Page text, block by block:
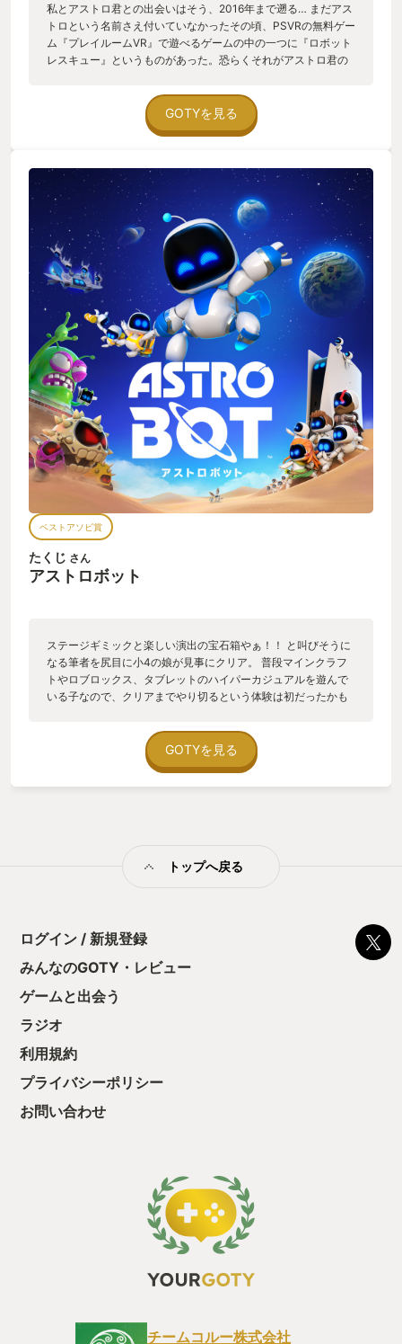
私とアストロ君との出会いはそう、2016年まで遡る… まだアス
トロという名前さえ付いていなかったその頃、PSVRの無料ゲー
ム『プレイルームVR』で遊べるゲームの中の一つに『ロボット
レスキュー』というものがあった。恐らくそれがアストロ君の
心を完全に撃ち抜いたのは2018年にPSVR専用で発売された
『アストロボット：レスキューミッション』だった。 生まれて
初めてゲームを遊んだ時や、マリオ64を初めて触った時のあの
なってしまった。 アストロ君との再会は2020年、PS5を発売日
に入手したその時だった。 そう、これまた無料のプリインスト
ールゲーム『アストロズプレイルーム』だ。 「VR空間ではない
けどまさかまた会えるなんて」と、思わず泣きそうになった。
これも無料のゲームとは思えないほどのクオリティで、もちろ
んトロコンするまで遊んだ。 しまった。まだ前置きだった。 今
作は、アストロシリーズとして1作目ではないのにも関わらずタ
イトル名が『アストロボット』だけというサブタイトル無しの
珍しいパターンだ。 逆に、満を持して感すらある。 初めてアス
トロ君を触る人にも持ってこいのタイトルだ。 さて、ここまで
語ってきたわけだが私は今回このゲームの内容や面白さのレビ
ューはもはや省略させていただく。 私が『アストロボット』を
改めてすごいと思ったのはたった一つの理由からである。 それ
は、ゲームにまっっっっっったくと言っていいほど興味の無い
私の妻が、 「このゲームは素晴らしい。なにこれ可愛い。ずっ
と見てても飽きない。よくこんなの思いつくな。アイデアがす
ごい。これは素晴らしい。過去イチだ。可愛すぎる。早く続き
を見せろ」などと言ってきたのである。 私は心底驚いた。今ま
で私がどんなゲームを遊んでいても一切見向きもせず、「どれ
もみんな同じに見える」と言っていたあの妻が、しきりに素晴
らしい素晴らしいと言っている。 私が愛してやまないアストロ
ボットが8年の時を経てやっと『ゲームに興味のない妻』に認め
られたのだ。 もちろん自分が作ったわけじゃないけど、こんな
に嬉しくて誇らしいことってあるだろうか？ だってTeam
ASOBIが『アソビ』を追求した結果、思わぬところからファン
面は『ゲームに興味のない妻』に対して何のフックにもなって
いないという事だ。その上での絶賛である。(ちなみに私にはフ
ックが引っかかりすぎた。刺さりすぎた） Team ASOBIには本
当にありがとうと伝えたい。 そして今、これを書いていて分か
必然だったのだ。 アストロ君、我が家のGOTYも君に決めた！
（とっくに決まってた！） PSVR2への凱旋いつまでも待ってる
GOTYを見る
ベストアソビ賞
たくじ さん
アストロボット
ステージギミックと楽しい演出の宝石箱やぁ！！ と叫びそうに
なる筆者を尻目に小4の娘が見事にクリア。 普段マインクラフ
トやロブロックス、タブレットのハイパーカジュアルを遊んで
いる子なので、クリアまでやり切るという体験は初だったかも
していた宇宙船PS5号のパーツや仲間ボットたちを収集してい
くというもの。ボットたちはPSファミリーのさまざまなキャラ
に扮していて、ゲームおじさんとしても非常に懐かしいものば
高くなく、一部チャレンジステージだけ若干難しい程度。ヌル
す。 了
GOTYを見る
トップへ戻る
ログイン / 新規登録
みんなのGOTY・レビュー
ゲームと出会う
ラジオ
利用規約
プライバシーポリシー
お問い合わせ
チームコルー株式会社